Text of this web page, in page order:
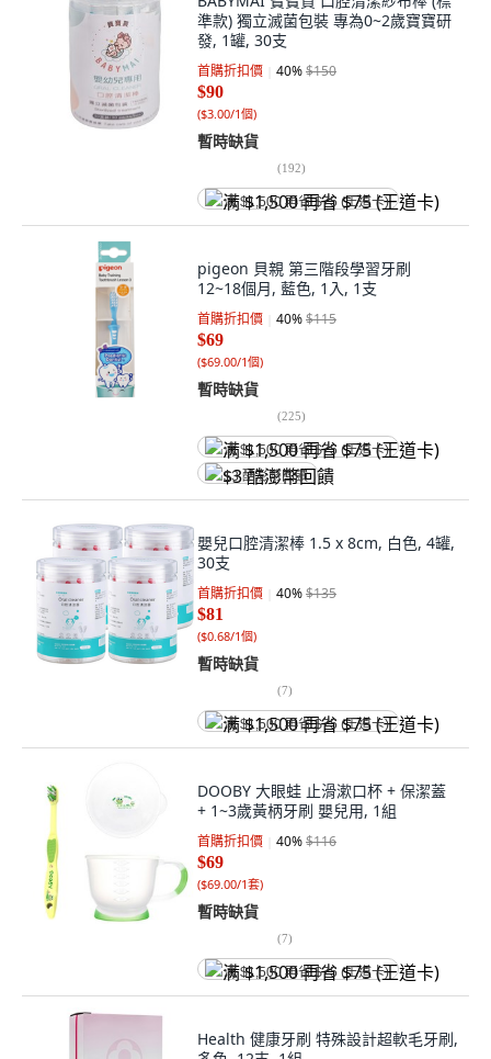
準款) 獨立滅菌包裝 專為0~2歲寶寶研
發, 1罐, 30支
首購折扣價 40%$150
$90
($3.00/1個)
暫時缺貨
(192)
满 $1,500 再省 $75 (王道卡)
pigeon 貝親 第三階段學習牙刷
12~18個月, 藍色, 1入, 1支
首購折扣價 40%$115
$69
($69.00/1個)
暫時缺貨
(225)
满 $1,500 再省 $75 (王道卡)
$3 酷澎幣回饋
嬰兒口腔清潔棒 1.5 x 8cm, 白色, 4罐,
30支
首購折扣價 40%$135
$81
($0.68/1個)
暫時缺貨
(7)
满 $1,500 再省 $75 (王道卡)
DOOBY 大眼蛙 止滑漱口杯 + 保潔蓋
+ 1~3歲黃柄牙刷 嬰兒用, 1組
首購折扣價 40%$116
$69
($69.00/1套)
暫時缺貨
(7)
满 $1,500 再省 $75 (王道卡)
Health 健康牙刷 特殊設計超軟毛牙刷,